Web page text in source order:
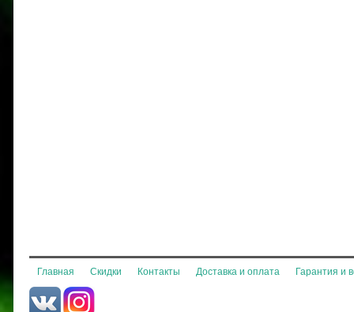
Главная Скидки Контакты Доставка и оплата Гарантия и